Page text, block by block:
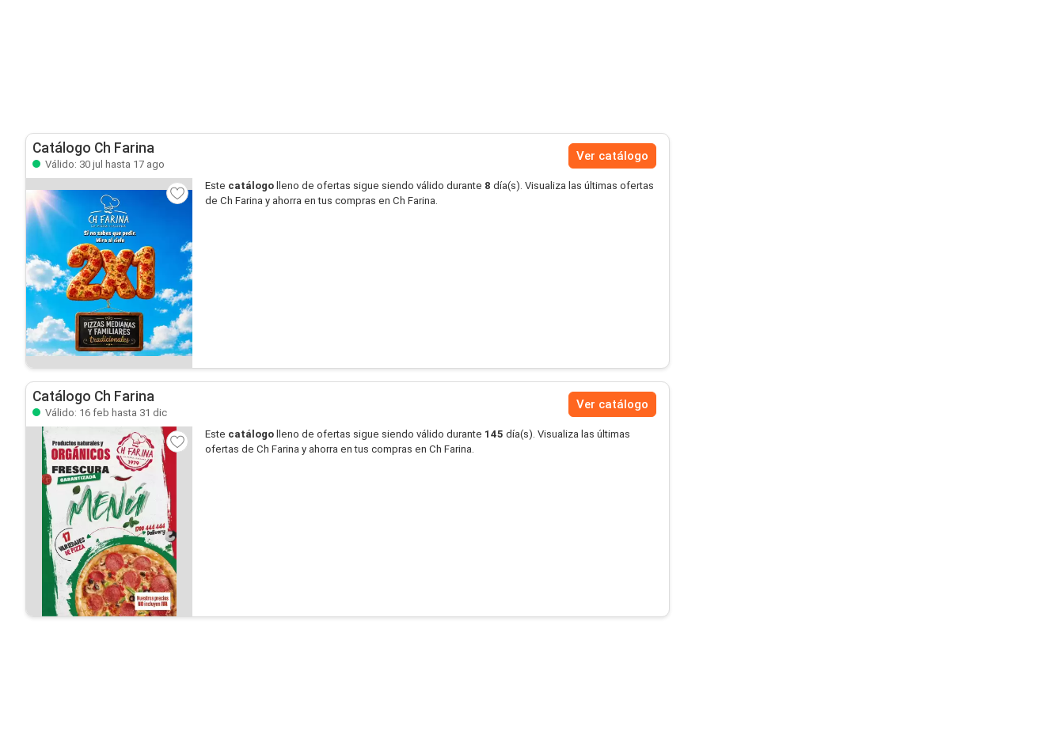
Catálogo Ch Farina
Válido: 30 jul hasta 17 ago
Ver catálogo
Este catálogo lleno de ofertas sigue siendo válido durante 8 día(s). Visualiza las últimas ofertas
de Ch Farina y ahorra en tus compras en Ch Farina.
Catálogo Ch Farina
Válido: 16 feb hasta 31 dic
Ver catálogo
Este catálogo lleno de ofertas sigue siendo válido durante 145 día(s). Visualiza las últimas
ofertas de Ch Farina y ahorra en tus compras en Ch Farina.